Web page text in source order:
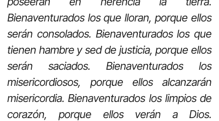
Bienaventurados los que lloran, porque ellos
serán consolados. Bienaventurados los que
tienen hambre y sed de justicia, porque ellos
serán saciados. Bienaventurados los
misericordiosos, porque ellos alcanzarán
misericordia. Bienaventurados los limpios de
corazón, porque ellos verán a Dios.